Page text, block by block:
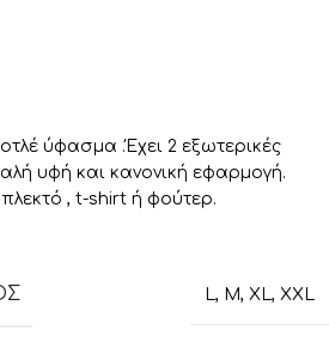
ύφασμα .Έχει 2 εξωτερικές
υφή και κανονική εφαρμογή.
, t-shirt ή φούτερ.
L, M, XL, XXL